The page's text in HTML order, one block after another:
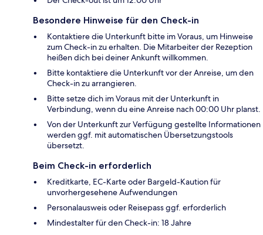
Besondere Hinweise für den Check-in
Kontaktiere die Unterkunft bitte im Voraus, um Hinweise
zum Check-in zu erhalten. Die Mitarbeiter der Rezeption
heißen dich bei deiner Ankunft willkommen.
Bitte kontaktiere die Unterkunft vor der Anreise, um den
Check-in zu arrangieren.
Bitte setze dich im Voraus mit der Unterkunft in
Verbindung, wenn du eine Anreise nach 00:00 Uhr planst.
Von der Unterkunft zur Verfügung gestellte Informationen
werden ggf. mit automatischen Übersetzungstools
übersetzt.
Beim Check-in erforderlich
Kreditkarte, EC-Karte oder Bargeld-Kaution für
unvorhergesehene Aufwendungen
Personalausweis oder Reisepass ggf. erforderlich
Mindestalter für den Check-in: 18 Jahre